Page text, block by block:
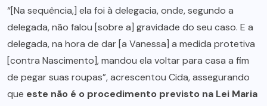
“[Na sequência,] ela foi à delegacia, onde, segundo a
delegada, não falou [sobre a] gravidade do seu caso. E a
delegada, na hora de dar [a Vanessa] a medida protetiva
[contra Nascimento], mandou ela voltar para casa a fim
de pegar suas roupas”, acrescentou Cida, assegurando
que este não é o procedimento previsto na Lei Maria